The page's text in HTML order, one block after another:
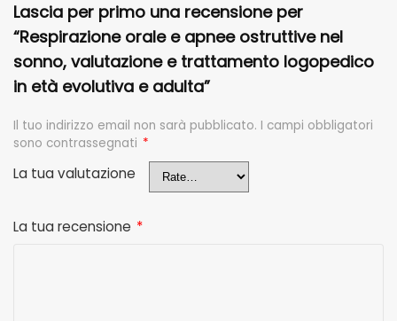
Lascia per primo una recensione per
“Respirazione orale e apnee ostruttive nel
sonno, valutazione e trattamento logopedico
in età evolutiva e adulta”
Il tuo indirizzo email non sarà pubblicato. I campi obbligatori
sono contrassegnati *
La tua valutazione
La tua recensione *